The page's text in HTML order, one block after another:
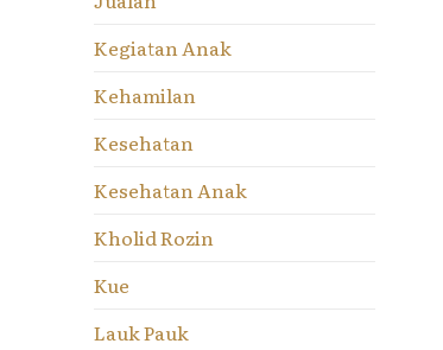
Kegiatan Anak
Kehamilan
Kesehatan
Kesehatan Anak
Kholid Rozin
Kue
Lauk Pauk